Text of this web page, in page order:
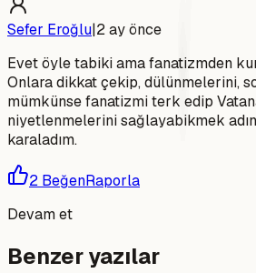
Sefer Eroğlu|2 ay önce
Evet öyle tabiki ama fanatizmden
Onlara dikkat çekip, dülünmelerini,
mümkünse fanatizmi terk edip
niyetlenmelerini sağlayabikmek
karaladım.
2 BeğenRaporla
Devam et
Benzer yazılar